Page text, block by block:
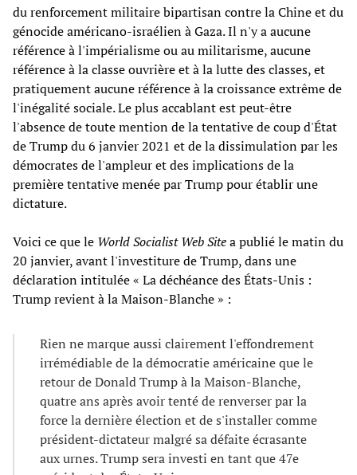
du renforcement militaire bipartisan contre la Chine et du
génocide américano-israélien à Gaza. Il n'y a aucune
référence à l'impérialisme ou au militarisme, aucune
référence à la classe ouvrière et à la lutte des classes, et
pratiquement aucune référence à la croissance extrême de
l'inégalité sociale. Le plus accablant est peut-être
l'absence de toute mention de la tentative de coup d'État
de Trump du 6 janvier 2021 et de la dissimulation par les
démocrates de l'ampleur et des implications de la
première tentative menée par Trump pour établir une
dictature.
Voici ce que le World Socialist Web Sitea publié le matin du
20 janvier, avant l'investiture de Trump, dans une
déclaration intitulée « La déchéance des États-Unis :
Trump revient à la Maison-Blanche » :
Rien ne marque aussi clairement l'effondrement
irrémédiable de la démocratie américaine que le
retour de Donald Trump à la Maison-Blanche,
quatre ans après avoir tenté de renverser par la
force la dernière élection et de s'installer comme
président-dictateur malgré sa défaite écrasante
aux urnes. Trump sera investi en tant que 47e